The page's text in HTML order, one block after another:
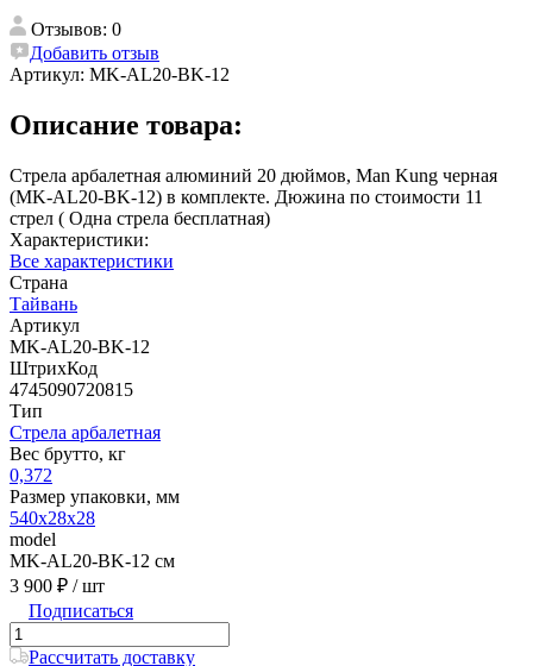
Отзывов: 0
Добавить отзыв
Артикул: MK-AL20-BK-12
Описание товара:
Стрела арбалетная алюминий 20 дюймов, Man Kung черная
(MK-AL20-BK-12) в комплекте. Дюжина по стоимости 11
стрел ( Одна стрела бесплатная)
Характеристики:
Все характеристики
Страна
Тайвань
Артикул
MK-AL20-BK-12
ШтрихКод
4745090720815
Тип
Стрела арбалетная
Вес брутто, кг
0,372
Размер упаковки, мм
540х28х28
model
MK-AL20-BK-12 см
3 900 ₽ / шт
Подписаться
Рассчитать доставку